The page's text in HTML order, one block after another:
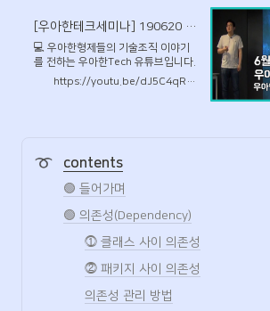
[우아한테크세미나] 190620 우아한객체지향 by 우아한형제들 개발실장 조영호님
💻 우아한형제들의 기술조직 이야기
를 전하는 우아한Tech 유튜브입니다.
💻 발표 자료 공유 링크
https://bit.ly/2LtQvsl 객체지향에서
의존성이라는 압력에 따라 설계를 진
화시키는 과정을 통해 효과적이고 실
용적인 객체지향 설계가 어떤 모습을
미나는 구성원분들이 관심을 갖고 있
는 기술적 주제에 대해 내외부 강사분
을 통해 살펴보는 시간으로 꾸며지며,
구성원들뿐만 아니라 같은 고민과 관
심을 가진 외부 개발자분들도 초대하
여 진행됩니다. #우아한Tech #우아
한개발자 #공유문화 #우아한테크세
https://youtu.be/dJ5C4qRqAgA
contents
🟢 들어가며
🟢 의존성(Dependency)
⓵ 클래스 사이 의존성
⓶ 패키지 사이 의존성
의존성 관리 방법